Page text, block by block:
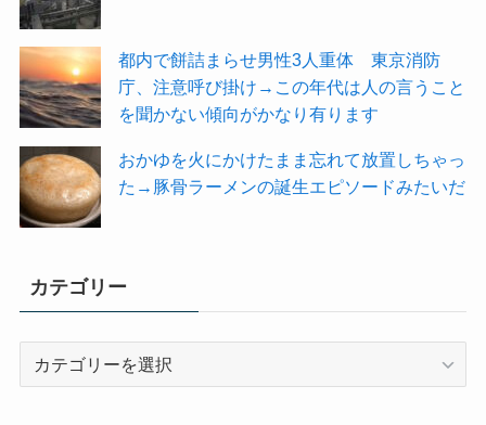
都内で餅詰まらせ男性3人重体 東京消防
庁、注意呼び掛け→この年代は人の言うこと
を聞かない傾向がかなり有ります
おかゆを火にかけたまま忘れて放置しちゃっ
た→豚骨ラーメンの誕生エピソードみたいだ
カテゴリー